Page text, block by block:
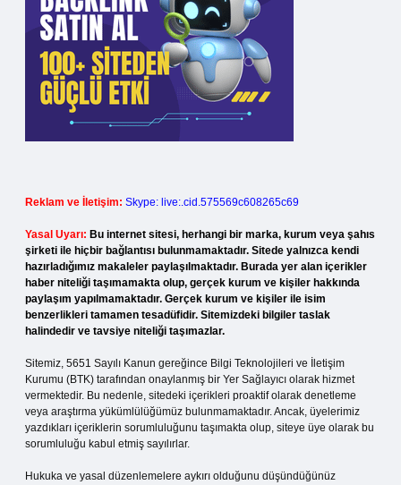
Reklam ve İletişim: Skype: live:.cid.575569c608265c69
Yasal Uyarı: Bu internet sitesi, herhangi bir marka, kurum veya şahıs
şirketi ile hiçbir bağlantısı bulunmamaktadır. Sitede yalnızca kendi
hazırladığımız makaleler paylaşılmaktadır. Burada yer alan içerikler
haber niteliği taşımamakta olup, gerçek kurum ve kişiler hakkında
paylaşım yapılmamaktadır. Gerçek kurum ve kişiler ile isim
benzerlikleri tamamen tesadüfidir. Sitemizdeki bilgiler taslak
halindedir ve tavsiye niteliği taşımazlar.
Sitemiz, 5651 Sayılı Kanun gereğince Bilgi Teknolojileri ve İletişim
Kurumu (BTK) tarafından onaylanmış bir Yer Sağlayıcı olarak hizmet
vermektedir. Bu nedenle, sitedeki içerikleri proaktif olarak denetleme
veya araştırma yükümlülüğümüz bulunmamaktadır. Ancak, üyelerimiz
yazdıkları içeriklerin sorumluluğunu taşımakta olup, siteye üye olarak bu
sorumluluğu kabul etmiş sayılırlar.
Hukuka ve yasal düzenlemelere aykırı olduğunu düşündüğünüz